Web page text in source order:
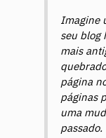
Imagine
seu blog
mais
página
páginas
uma
passado.